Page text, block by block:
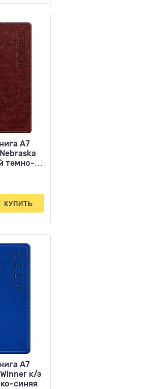
А7
темно-
КУПИТЬ
А7
к/з
синяя